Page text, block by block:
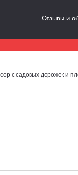
с садовых дорожек и
Отзывы и